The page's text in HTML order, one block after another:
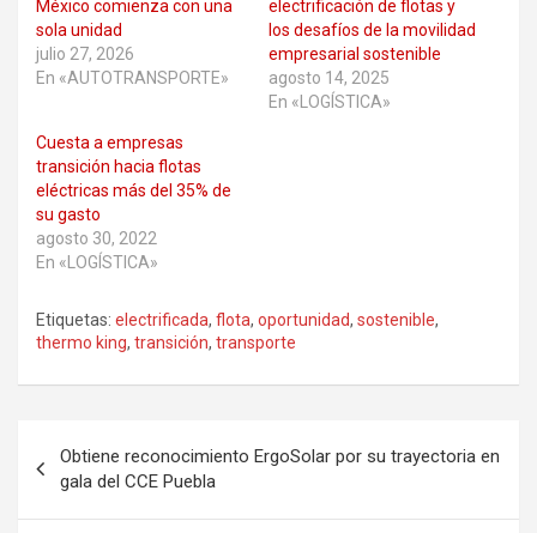
México comienza con una
sola unidad
julio 27, 2026
En «AUTOTRANSPORTE»
electrificación de flotas y
los desafíos de la movilidad
empresarial sostenible
agosto 14, 2025
En «LOGÍSTICA»
Cuesta a empresas
transición hacia flotas
eléctricas más del 35% de
su gasto
agosto 30, 2022
En «LOGÍSTICA»
Etiquetas: electrificada, flota, oportunidad, sostenible,
thermo king, transición, transporte
de
entradas
Obtiene reconocimiento ErgoSolar por su trayectoria en
gala del CCE Puebla